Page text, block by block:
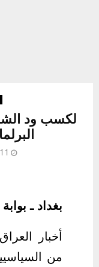
لكسب ود
11 ديسمبر، 2019
بغداد ـ
أخبار
من